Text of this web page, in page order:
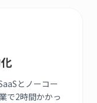
とノーコー
で2時間かかっ